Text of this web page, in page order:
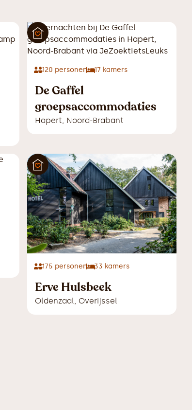
120 personen 17 kamers
De Gaffel
groepsaccommodaties
Hapert, Noord-Brabant
175 personen 33 kamers
Erve Hulsbeek
Oldenzaal, Overijssel